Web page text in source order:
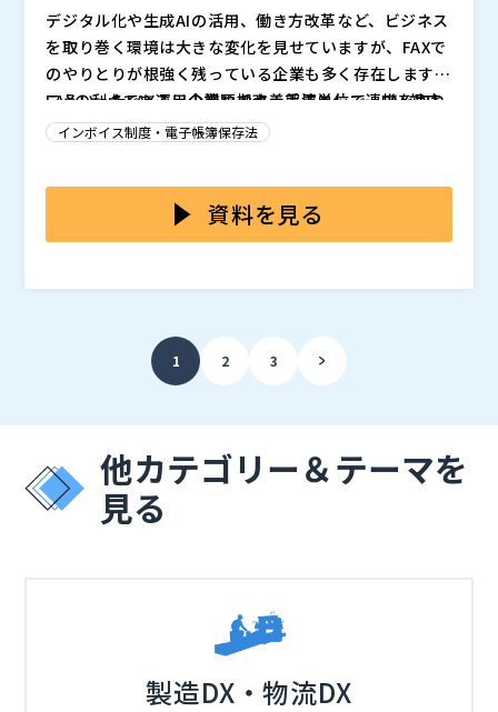
デジタル化や生成AIの活用、働き方改革など、ビジネス
を取り巻く環境は大きな変化を見せていますが、FAXで
のやりとりが根強く残っている企業も多く存在します。
FAXの利点である、企業や拠点・部署単位で連携を取れ
る点や、その普及率の高さ・送達率の高さなどから、取
須とも言える状況が今も続いています。 そのような状
況の中で、課題やデメリットも複数存在しており、受信
送受信のための用紙のコストや、設置場所・保管場所の
では、やり取りの頻度も多くなるためこのような課題に
よる影響をより受けやすい状況となっています。
こういったFAX運用の課題の改善手法として、FAX対応
のデジタル化が考えられます。 従来の紙ベースのFAXか
題を解決しようと考えている方も多いのではないでしょ
うか？ しかし、クラウドFAXサービスにも様々なサービ
といったケースも散見されます。 また、実際に導入し
踏み出せないといった方もいると思います。
れば効率的かつ安全に運用できるかといった観点から、
クラウドFAXサービス「まいと～く Cloud」をご紹介い
す。 ・管理者承認フローを追加してFAX誤送信を防止で
・専用回線のご提供が可能 また、初期費用がかからな
い点や自動返信・自動転送が行える点も導入企業に好評
対応可能なため安心して利用することができます。 FAX
いとお考えの方に特におすすめの内容です。
株式会社オープンソース活用研究所（）
※共催、協賛、協力、講演企業は将来的に追加、削除さ
れる可能性があります。
インボイス制度・電子帳簿保存法
資料を見る
1 2 3
他カテゴリー＆テーマを
見る
製造DX・物流DX